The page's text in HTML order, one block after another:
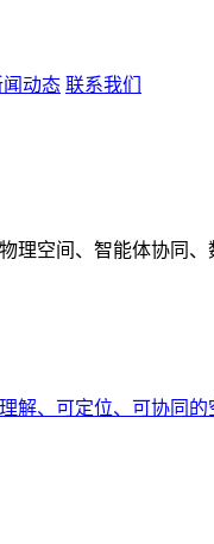
闻动态 联系我们
空间、智能体协同
解、可定位、可协同的